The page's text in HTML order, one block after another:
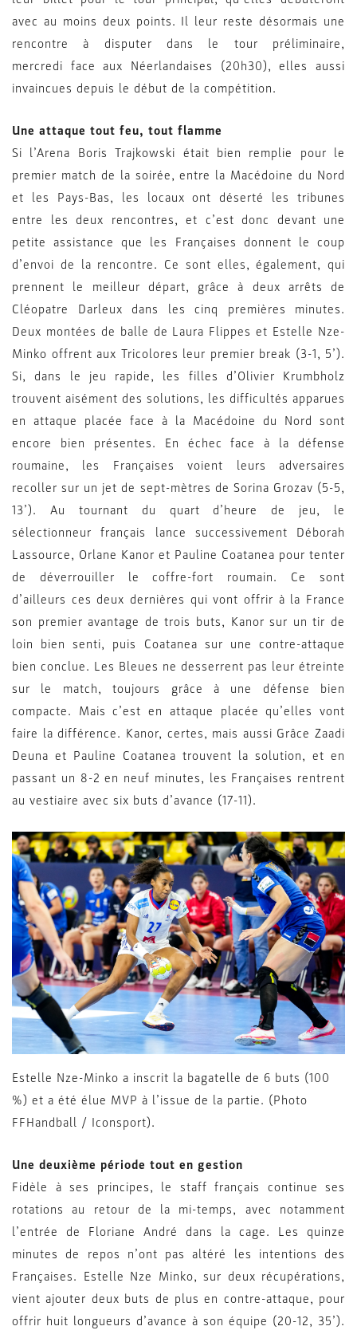
avec au moins deux points. Il leur reste désormais une
rencontre à disputer dans le tour préliminaire,
mercredi face aux Néerlandaises (20h30), elles aussi
invaincues depuis le début de la compétition.
Une attaque tout feu, tout flamme
Si l’Arena Boris Trajkowski était bien remplie pour le
premier match de la soirée, entre la Macédoine du Nord
et les Pays-Bas, les locaux ont déserté les tribunes
entre les deux rencontres, et c’est donc devant une
petite assistance que les Françaises donnent le coup
d’envoi de la rencontre. Ce sont elles, également, qui
prennent le meilleur départ, grâce à deux arrêts de
Cléopatre Darleux dans les cinq premières minutes.
Deux montées de balle de Laura Flippes et Estelle Nze-
Minko offrent aux Tricolores leur premier break (3-1, 5’).
Si, dans le jeu rapide, les filles d’Olivier Krumbholz
trouvent aisément des solutions, les difficultés apparues
en attaque placée face à la Macédoine du Nord sont
encore bien présentes. En échec face à la défense
roumaine, les Françaises voient leurs adversaires
recoller sur un jet de sept-mètres de Sorina Grozav (5-5,
13’). Au tournant du quart d’heure de jeu, le
sélectionneur français lance successivement Déborah
Lassource, Orlane Kanor et Pauline Coatanea pour tenter
de déverrouiller le coffre-fort roumain. Ce sont
d’ailleurs ces deux dernières qui vont offrir à la France
son premier avantage de trois buts, Kanor sur un tir de
loin bien senti, puis Coatanea sur une contre-attaque
bien conclue. Les Bleues ne desserrent pas leur étreinte
sur le match, toujours grâce à une défense bien
compacte. Mais c’est en attaque placée qu’elles vont
faire la différence. Kanor, certes, mais aussi Grâce Zaadi
Deuna et Pauline Coatanea trouvent la solution, et en
passant un 8-2 en neuf minutes, les Françaises rentrent
au vestiaire avec six buts d’avance (17-11).
Estelle Nze-Minko a inscrit la bagatelle de 6 buts (100
%) et a été élue MVP à l’issue de la partie. (Photo
FFHandball / Iconsport).
Une deuxième période tout en gestion
Fidèle à ses principes, le staff français continue ses
rotations au retour de la mi-temps, avec notamment
l’entrée de Floriane André dans la cage. Les quinze
minutes de repos n’ont pas altéré les intentions des
Françaises. Estelle Nze Minko, sur deux récupérations,
vient ajouter deux buts de plus en contre-attaque, pour
offrir huit longueurs d’avance à son équipe (20-12, 35’).